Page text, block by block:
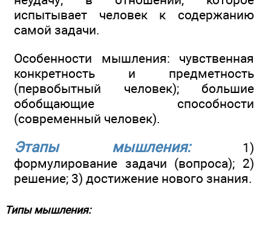
испытывает человек к содержанию
самой задачи.
Особенности мышления: чувственная
конкретность и предметность
(первобытный человек); большие
обобщающие способности
(современный человек).
Этапы мышления:1)
формулирование задачи (вопроса); 2)
решение; 3) достижение нового знания.
Типы мышления: